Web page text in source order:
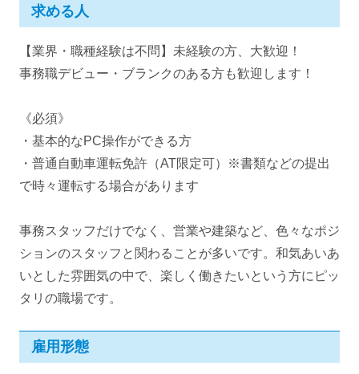
求める人
【業界・職種経験は不問】未経験の方、大歓迎！
事務職デビュー・ブランクのある方も歓迎します！
《必須》
・基本的なPC操作ができる方
・普通自動車運転免許（AT限定可）※書類などの提出
で時々運転する場合があります
事務スタッフだけでなく、営業や建築など、色々なポジ
ションのスタッフと関わることが多いです。和気あいあ
いとした雰囲気の中で、楽しく働きたいという方にピッ
タリの職場です。
雇用形態